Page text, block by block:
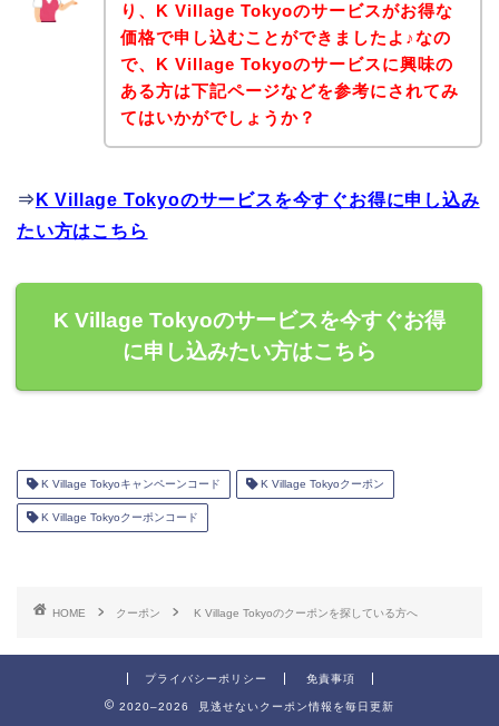
り、K Village Tokyoのサービスがお得な
価格で申し込むことができましたよ♪なの
で、K Village Tokyoのサービスに興味の
ある方は下記ページなどを参考にされてみ
てはいかがでしょうか？
⇒ K Village Tokyoのサービスを今すぐお得に申し込み
たい方はこちら
K Village Tokyoのサービスを今すぐお得
に申し込みたい方はこちら
K Village Tokyoキャンペーンコード K Village Tokyoクーポン
K Village Tokyoクーポンコード
HOME クーポン K Village Tokyoのクーポンを探している方へ
プライバシーポリシー 免責事項
2020–2026 見逃せないクーポン情報を毎日更新